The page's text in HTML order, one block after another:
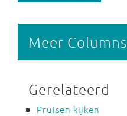
Meer Columns
Gerelateerd
Pruisen kijken